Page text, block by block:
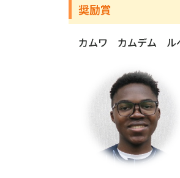
奨励賞
カムワ カムデム ル